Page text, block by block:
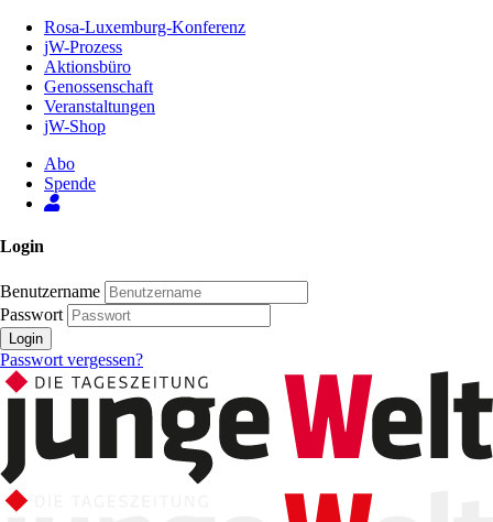
Inhalt
Seite
Rosa-Luxemburg-Konferenz
jW-Prozess
Aktionsbüro
Genossenschaft
Veranstaltungen
jW-Shop
Abo
Spende
Login
Benutzername
Passwort
Login
Passwort vergessen?